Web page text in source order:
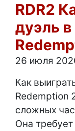
RDR2
дуэль в
26 июля
Как
Redemption
сложных
Она требует